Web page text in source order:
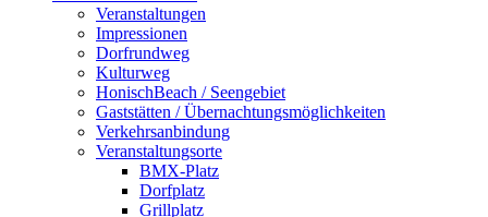
Veranstaltungen
Impressionen
Dorfrundweg
Kulturweg
HonischBeach / Seengebiet
Gaststätten / Übernachtungsmöglichkeiten
Verkehrsanbindung
Veranstaltungsorte
BMX-Platz
Dorfplatz
Grillplatz